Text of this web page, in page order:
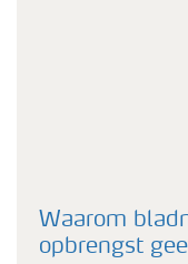
Waarom
opbrengst